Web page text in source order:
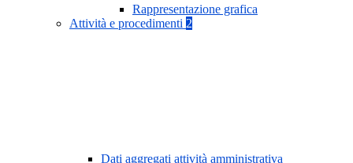
Rappresentazione grafica
Attività e procedimenti 2
Dati aggregati attività amministrativa